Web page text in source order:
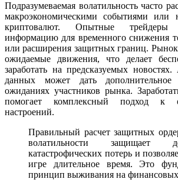
Подразумеваемая волатильность часто
макроэкономическими событиями или
криптовалют. Опытные трейдеры
информацию для временного снижения
или расширения защитных границ. Рынок
ожидаемые движения, что делает
заработать на предсказуемых
данных может дать дополнительное
ожиданиях участников рынка.
помогает комплексный подход к
настроений.
Правильный расчет защитных
волатильности защищает
катастрофических потерь и
игре длительное время. Это
принцип выживания на